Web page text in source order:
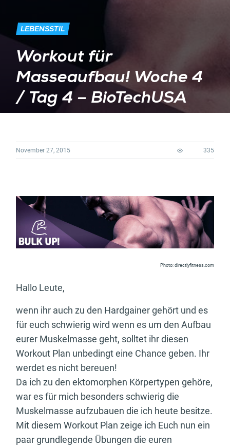
LEBENSSTIL
Workout für
Masseaufbau! Woche 4
/ Tag 4 – BioTechUSA
November 27, 2015 335
Photo: directlyfitness.com
Hallo Leute,
wenn ihr auch zu den Hardgainer gehört und es
für euch schwierig wird wenn es um den Aufbau
eurer Muskelmasse geht, solltet ihr diesen
Workout Plan unbedingt eine Chance geben. Ihr
werdet es nicht bereuen!
Da ich zu den ektomorphen Körpertypen gehöre,
war es für mich besonders schwierig die
Muskelmasse aufzubauen die ich heute besitze.
Mit diesem Workout Plan zeige ich Euch nun ein
paar grundlegende Übungen die euren